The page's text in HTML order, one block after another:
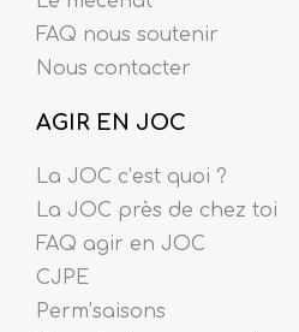
FAQ nous soutenir
Nous contacter
AGIR EN JOC
La JOC c’est quoi ?
La JOC près de chez toi
FAQ agir en JOC
CJPE
Perm’saisons